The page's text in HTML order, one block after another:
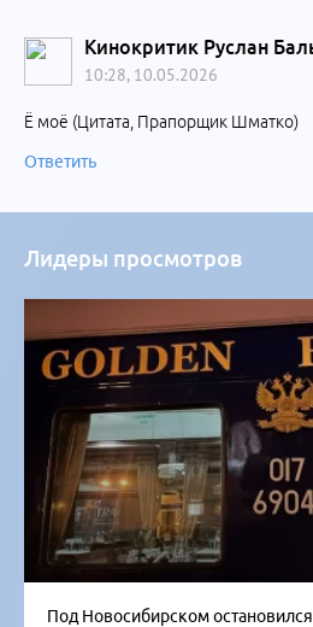
Кинокритик Руслан
10:28, 10.05.2026
Ё моё (Цитата, Прапорщик Шматко)
Ответить
Лидеры просмотров
Под Новосибирском